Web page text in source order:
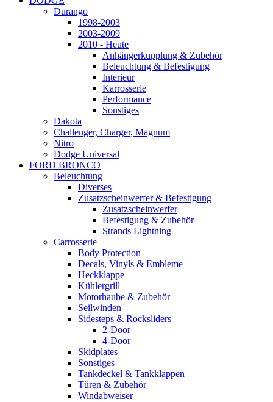
Durango
1998-2003
2003-2009
2010 - Heute
Anhängerkupplung & Zubehör
Beleuchtung & Befestigung
Interieur
Karrosserie
Performance
Sonstiges
Dakota
Challenger, Charger, Magnum
Nitro
Dodge Universal
FORD BRONCO
Beleuchtung
Diverses
Zusatzscheinwerfer & Befestigung
Zusatzscheinwerfer
Befestigung & Zubehör
Strands Lightning
Carrosserie
Body Protection
Decals, Vinyls & Embleme
Heckklappe
Kühlergrill
Motorhaube & Zubehör
Seilwinden
Sidesteps & Rocksliders
2-Door
4-Door
Skidplates
Sonstiges
Tankdeckel & Tankklappen
Türen & Zubehör
Windabweiser